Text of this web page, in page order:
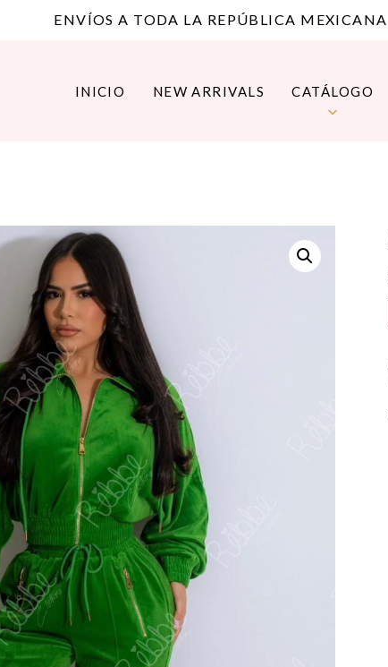
ENVÍOS A TODA LA REPÚBLICA MEXICANA
INICIO NEW ARRIVALS CATÁLOGO